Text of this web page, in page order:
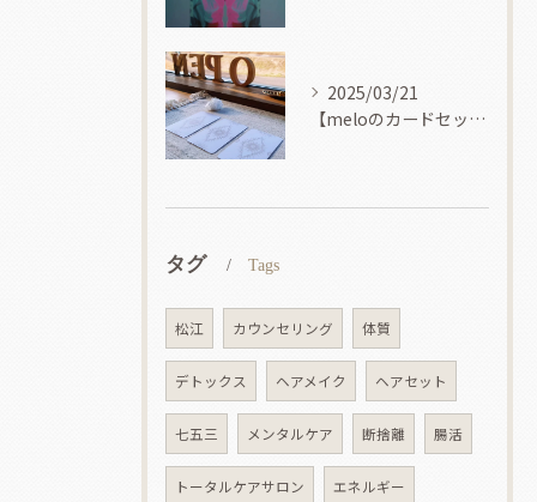
2025/03/21
【meloのカードセッション】
タグ Tags
松江 カウンセリング 体質
デトックス ヘアメイク ヘアセット
七五三 メンタルケア 断捨離 腸活
トータルケアサロン エネルギー